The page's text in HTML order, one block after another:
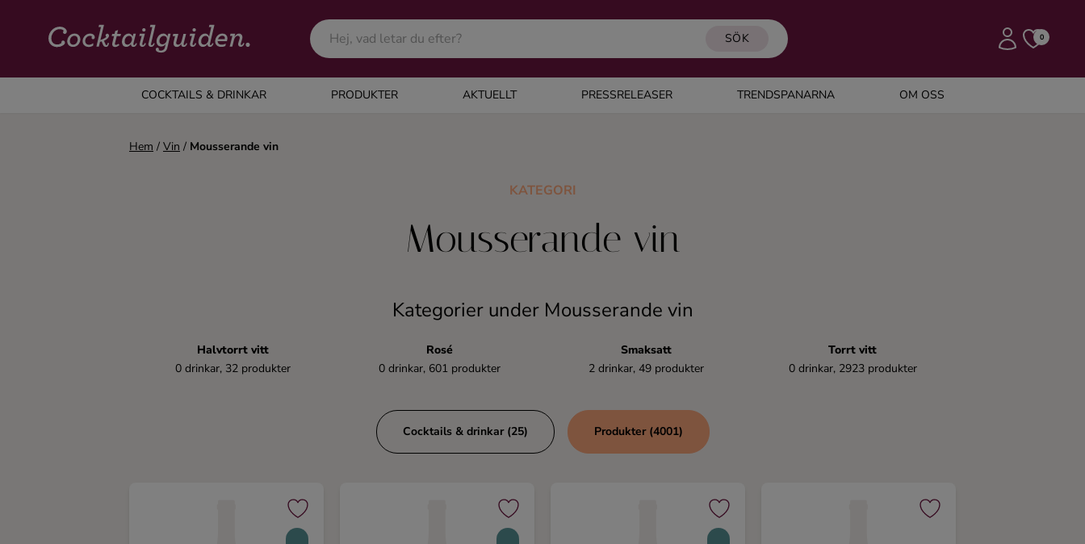
SÖK 0
COCKTAILS & DRINKAR PRODUKTER AKTUELLT PRESSRELEASER TRENDSPANARNA OM OSS
COCKTAILS & DRINKAR
Alla cocktails & drinkar
Hem / Vin / Mousserande vin
KATEGORI
Mousserande vin
Kategorier under Mousserande vin
Halvtorrt vitt
0 drinkar, 32 produkter
Rosé
0 drinkar, 601 produkter
Smaksatt
2 drinkar, 49 produkter
Torrt vitt
0 drinkar, 2923 produkter
Cocktails & drinkar (25) Produkter (4001)